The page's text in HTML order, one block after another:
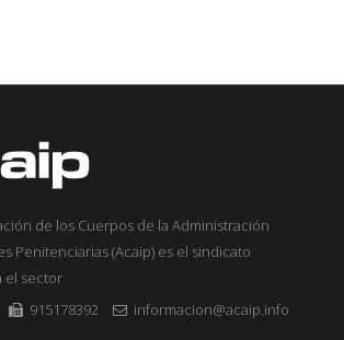
de los Cuerpos de la Administración
Penitenciarias (Acaip) es el sindicato
el sector
915178392 informacion@acaip.info